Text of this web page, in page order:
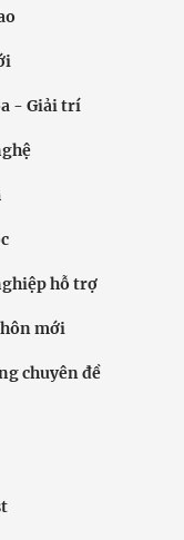
- Giải trí
hỗ trợ
mới
chuyên đề